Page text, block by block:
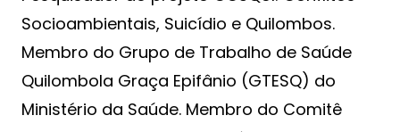
Socioambientais, Suicídio e Quilombos.
Membro do Grupo de Trabalho de Saúde
Quilombola Graça Epifânio (GTESQ) do
Ministério da Saúde. Membro do Comitê